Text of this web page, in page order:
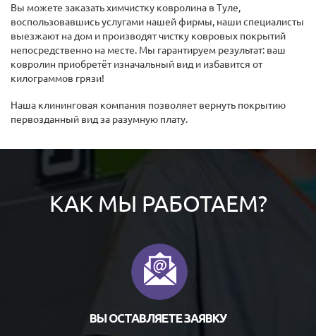
Вы можете заказать химчистку ковролина в Туле,
воспользовавшись услугами нашей фирмы, наши специалисты
выезжают на дом и производят чистку ковровых покрытий
непосредственно на месте. Мы гарантируем результат: ваш
ковролин приобретёт изначальный вид и избавится от
килограммов грязи!
Наша клининговая компания позволяет вернуть покрытию
первозданный вид за разумную плату.
КАК МЫ РАБОТАЕМ?
ВЫ ОСТАВЛЯЕТЕ ЗАЯВКУ